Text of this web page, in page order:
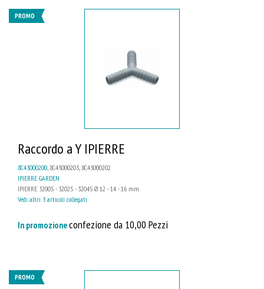
PROMO
Raccordo a Y IPIERRE
8C43000200, 8C43000203, 8C43000202
IPIERRE GARDEN
IPIERRE 3200S - 3202S - 3204S Ø 12 - 14 - 16 mm
Vedi altri 3 articoli collegati
In promozioneconfezione da 10,00 Pezzi
PROMO